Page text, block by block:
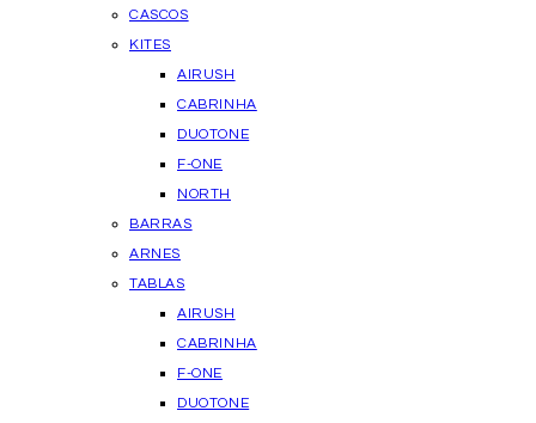
CASCOS
KITES
AIRUSH
CABRINHA
DUOTONE
F-ONE
NORTH
BARRAS
ARNES
TABLAS
AIRUSH
CABRINHA
F-ONE
DUOTONE